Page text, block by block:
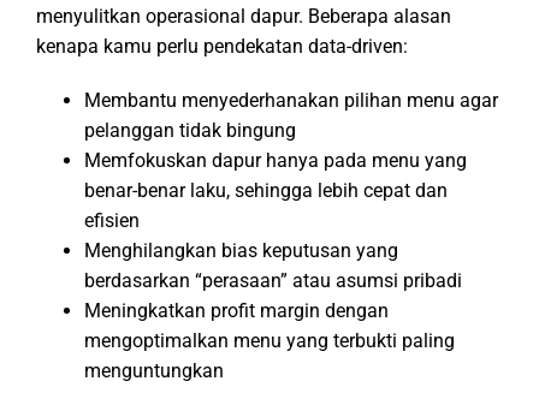
menyulitkan operasional dapur. Beberapa alasan
kenapa kamu perlu pendekatan data-driven:
Membantu menyederhanakan pilihan menu agar
pelanggan tidak bingung
Memfokuskan dapur hanya pada menu yang
benar-benar laku, sehingga lebih cepat dan
efisien
Menghilangkan bias keputusan yang
berdasarkan “perasaan” atau asumsi pribadi
Meningkatkan profit margin dengan
mengoptimalkan menu yang terbukti paling
menguntungkan